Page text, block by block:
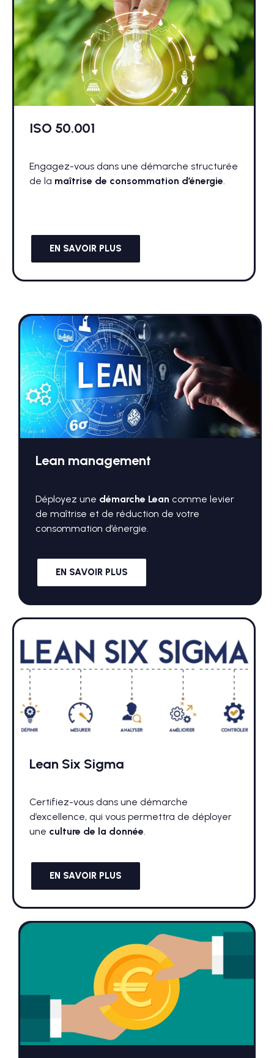
ISO 50.001
Engagez-vous dans une démarche structurée
de la maîtrise de consommation d’énergie.
EN SAVOIR PLUS
Lean management
Déployez une démarche Lean comme levier
de maîtrise et de réduction de votre
consommation d’énergie.
EN SAVOIR PLUS
Lean Six Sigma
Certifiez-vous dans une démarche
d’excellence, qui vous permettra de déployer
une culture de la donnée.
EN SAVOIR PLUS